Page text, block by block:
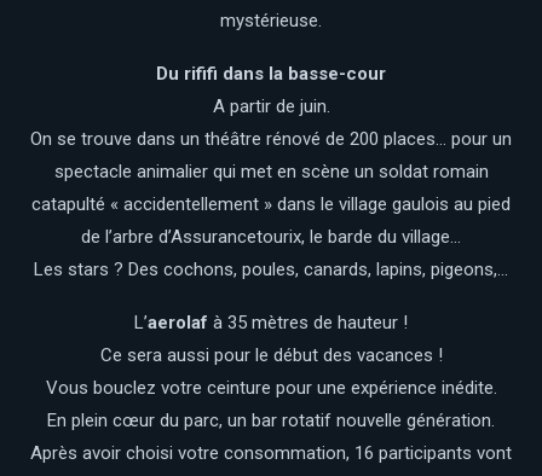
mystérieuse.
Du rififi dans la basse-cour
A partir de juin.
On se trouve dans un théâtre rénové de 200 places… pour un
spectacle animalier qui met en scène un soldat romain
catapulté « accidentellement » dans le village gaulois au pied
de l’arbre d’Assurancetourix, le barde du village…
Les stars ? Des cochons, poules, canards, lapins, pigeons,…
L’aerolaf à 35 mètres de hauteur !
Ce sera aussi pour le début des vacances !
Vous bouclez votre ceinture pour une expérience inédite.
En plein cœur du parc, un bar rotatif nouvelle génération.
Après avoir choisi votre consommation, 16 participants vont